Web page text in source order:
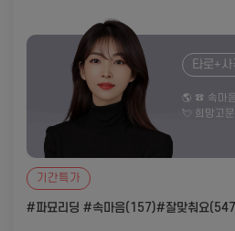
타로+사
🌎 ☎️
💘 희망
기간특가
#파묘리딩 #속마음(157)#잘맞춰요